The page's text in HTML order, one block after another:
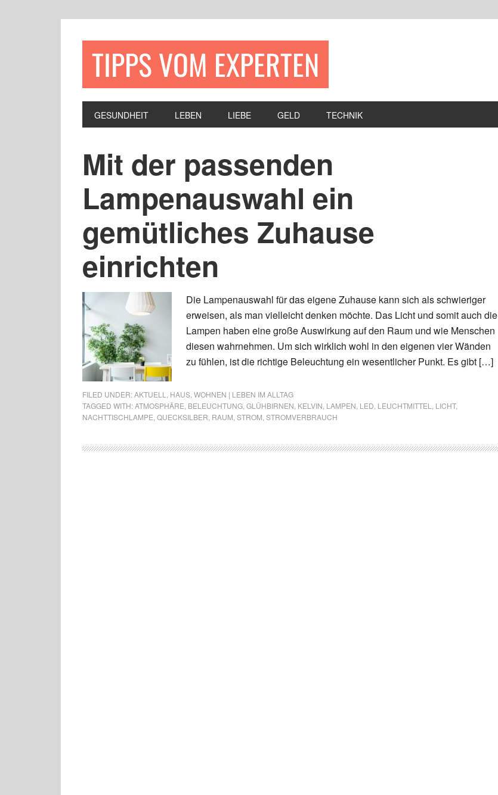
TIPPS VOM EXPERTEN
GESUNDHEIT LEBEN LIEBE GELD TECHNIK
Mit der passenden
Lampenauswahl ein
gemütliches Zuhause
einrichten
Die Lampenauswahl für das eigene Zuhause kann sich als schwieriger
erweisen, als man vielleicht denken möchte. Das Licht und somit auch die
Lampen haben eine große Auswirkung auf den Raum und wie Menschen
diesen wahrnehmen. Um sich wirklich wohl in den eigenen vier Wänden
zu fühlen, ist die richtige Beleuchtung ein wesentlicher Punkt. Es gibt […]
FILED UNDER:AKTUELL HAUS WOHNEN | LEBEN IM ALLTAG
TAGGED WITH:ATMOSPHÄRE BELEUCHTUNG GLÜHBIRNEN KELVIN LAMPEN LED LEUCHTMITTEL LICHT,
NACHTTISCHLAMPE QUECKSILBER RAUM STROM STROMVERBRAUCH